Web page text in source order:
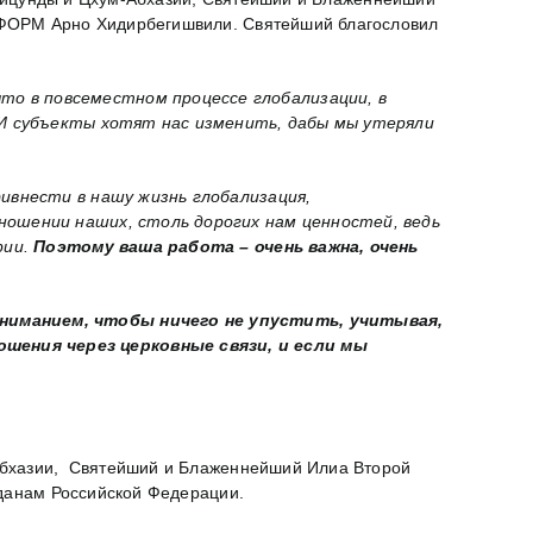
Арно Хидирбегишвили. Святейший благословил
в повсеместном процессе глобализации, в
субъекты хотят нас изменить, дабы мы утеряли
в нашу жизнь глобализация,
наших, столь дорогих нам ценностей, ведь
Поэтому ваша работа – очень важна, очень
чтобы ничего не упустить, учитывая,
через церковные связи, и если мы
Святейший и Блаженнейший Илиа Второй
Российской Федерации.